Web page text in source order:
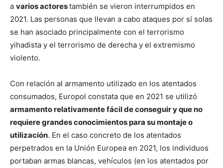
a varios actorestambién se vieron interrumpidos en
2021. Las personas que llevan a cabo ataques por sí solas
se han asociado principalmente con el terrorismo
yihadista y el terrorismo de derecha y el extremismo
violento.
Con relación al armamento utilizado en los atentados
consumados, Europol constata que en 2021 se utilizó
armamento relativamente fácil de conseguir y que no
requiere grandes conocimientos para su montaje o
utilización. En el caso concreto de los atentados
perpetrados en la Unión Europea en 2021, los individuos
portaban armas blancas, vehículos (en los atentados por